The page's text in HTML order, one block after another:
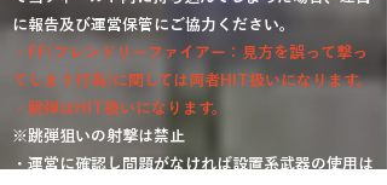
に報告及び運営保管にご協力ください。
​​​​・FF(フレンドリーファイアー：見方を誤って撃っ
てしまう行為)に関しては両者HIT扱いになります。​
​​​・跳弾はHIT扱いになります。
※跳弾狙いの射撃は禁止
・運営に確認し問題がなければ設置系武器の使用は